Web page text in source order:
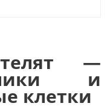
—
и
клетки